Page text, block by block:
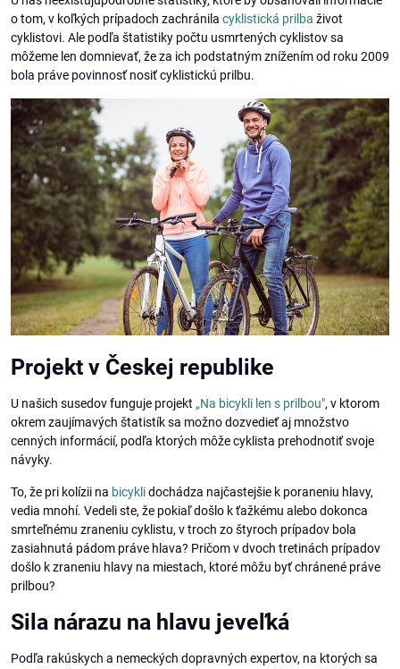
o tom, v koľkých prípadoch zachránila cyklistická prilba život
cyklistovi. Ale podľa štatistiky počtu usmrtených cyklistov sa
môžeme len domnievať, že za ich podstatným znížením od roku 2009
bola práve povinnosť nosiť cyklistickú prilbu.
Projekt v Českej republike
U našich susedov funguje projekt „Na bicykli len s prilbou", v ktorom
okrem zaujímavých štatistík sa možno dozvedieť aj množstvo
cenných informácií, podľa ktorých môže cyklista prehodnotiť svoje
návyky.
To, že pri kolízii na bicyklidochádza najčastejšie k poraneniu hlavy,
vedia mnohí. Vedeli ste, že pokiaľ došlo k ťažkému alebo dokonca
smrteľnému zraneniu cyklistu, v troch zo štyroch prípadov bola
zasiahnutá pádom práve hlava? Pričom v dvoch tretinách prípadov
došlo k zraneniu hlavy na miestach, ktoré môžu byť chránené práve
prilbou?
Sila nárazu na hlavu jeveľká
Podľa rakúskych a nemeckých dopravných expertov, na ktorých sa